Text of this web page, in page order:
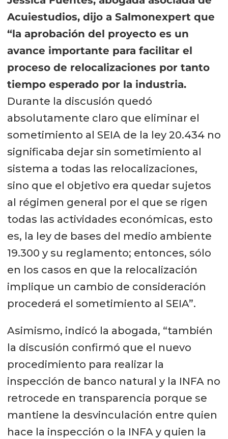
Acuiestudios, dijo a Salmonexpert que
“la aprobación del proyecto es un
avance importante para facilitar el
proceso de relocalizaciones por tanto
tiempo esperado por la industria.
Durante la discusión quedó
absolutamente claro que eliminar el
sometimiento al SEIA de la ley 20.434 no
significaba dejar sin sometimiento al
sistema a todas las relocalizaciones,
sino que el objetivo era quedar sujetos
al régimen general por el que se rigen
todas las actividades económicas, esto
es, la ley de bases del medio ambiente
19.300 y su reglamento; entonces, sólo
en los casos en que la relocalización
implique un cambio de consideración
procederá el sometimiento al SEIA”.
Asimismo, indicó la abogada, “también
la discusión confirmó que el nuevo
procedimiento para realizar la
inspección de banco natural y la INFA no
retrocede en transparencia porque se
mantiene la desvinculación entre quien
hace la inspección o la INFA y quien la